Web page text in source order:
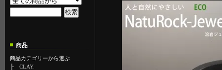
商品カテゴリーから選ぶ
├ CLAY.